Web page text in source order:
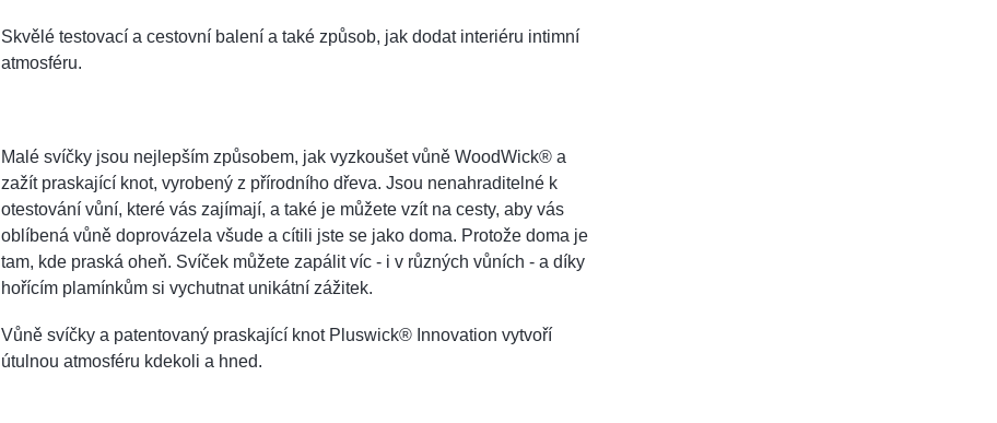
Skvělé testovací a cestovní balení a také způsob, jak dodat interiéru intimní
atmosféru.
Malé svíčky jsou nejlepším způsobem, jak vyzkoušet vůně WoodWick® a
zažít praskající knot, vyrobený z přírodního dřeva. Jsou nenahraditelné k
otestování vůní, které vás zajímají, a také je můžete vzít na cesty, aby vás
oblíbená vůně doprovázela všude a cítili jste se jako doma. Protože doma je
tam, kde praská oheň. Svíček můžete zapálit víc - i v různých vůních - a díky
hořícím plamínkům si vychutnat unikátní zážitek.
Vůně svíčky a patentovaný praskající knot Pluswick® Innovation vytvoří
útulnou atmosféru kdekoli a hned.